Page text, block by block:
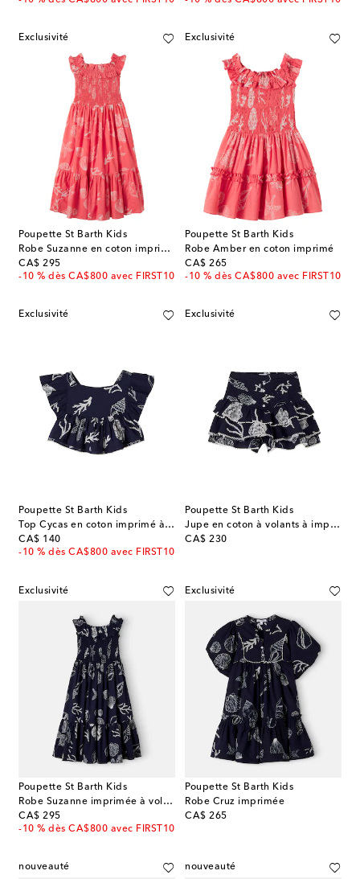
Exclusivité
Poupette St Barth Kids
Robe Suzanne en coton imprimée à volants
CA$ 295
original price
-10 % dès CA$800 avec FIRST10
Exclusivité
Poupette St Barth Kids
Robe Amber en coton imprimé
CA$ 265
original price
-10 % dès CA$800 avec FIRST10
Exclusivité
Poupette St Barth Kids
Top Cycas en coton imprimé à volants
CA$ 140
original price
-10 % dès CA$800 avec FIRST10
Exclusivité
Poupette St Barth Kids
Jupe en coton à volants à imprimé
CA$ 230
original price
Exclusivité
Poupette St Barth Kids
Robe Suzanne imprimée à volants
CA$ 295
original price
-10 % dès CA$800 avec FIRST10
Exclusivité
Poupette St Barth Kids
Robe Cruz imprimée
CA$ 265
original price
nouveauté nouveauté